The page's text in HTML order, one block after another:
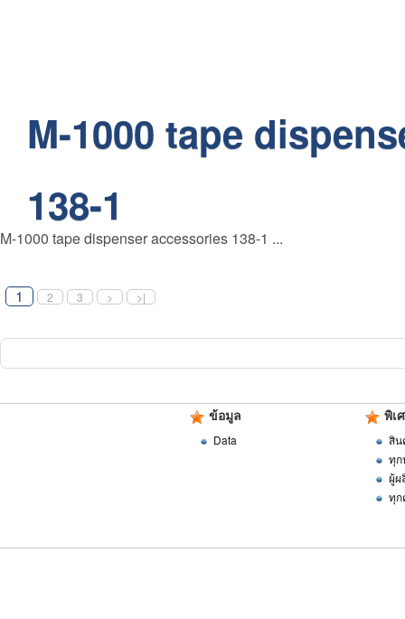
M-1000 tape
138-1
M-1000 tape dispenser accessories 138-1 ...
1 2 3 > >|
ข้อมูล
Data
พิเ
สิน
ทุ
ผู้ผ
ทุก